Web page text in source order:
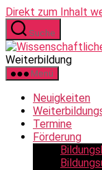
Direkt zum Inhalt
Suche
Weiterbildung
Menü
Neuigkeiten
Termine
Förderung